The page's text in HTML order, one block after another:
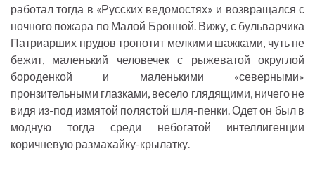
работал тогда в «Русских ведомостях» и возвращался с
ночного пожара по Малой Бронной. Вижу, с бульварчика
Патриарших прудов тропотит мелкими шажками, чуть не
бежит, маленький человечек с рыжеватой округлой
бороденкой и маленькими «северными»
пронзительными глазками, весело глядящими, ничего не
видя из-под измятой полястой шля-пенки. Одет он был в
модную тогда среди небогатой интеллигенции
коричневую размахайку-крылатку.